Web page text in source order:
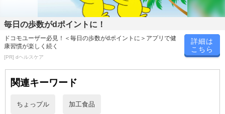
あらかじめご了承いただいた上でお申込みください。なお、本理由
によるお申込み後のキャンセル・返品交換は対応いたしかねます。
【お支払いについて】
※送料はお試し費用に含まれております。
※お支払い方法は、電話料金合算払い、クレジットカード、dポイン
毎日の歩数がdポイントに！
ドコモユーザー必見！＜毎日の歩数がdポイントに＞アプリで健
康習慣が楽しく続く
[PR] dヘルスケア
詳細は
こちら
関連キーワード
ちょっプル 加工食品